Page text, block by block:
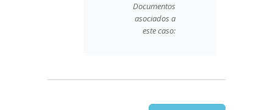
Documentos
asociados a
este caso: